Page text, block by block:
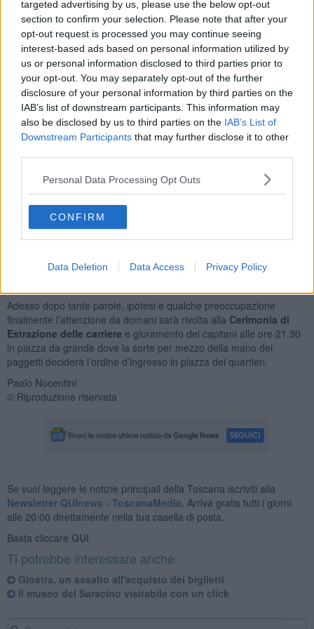
targeted advertising by us, please use the below opt-out
section to confirm your selection. Please note that after your
opt-out request is processed you may continue seeing
interest-based ads based on personal information utilized by
us or personal information disclosed to third parties prior to
your opt-out. You may separately opt-out of the further
disclosure of your personal information by third parties on the
IAB’s list of downstream participants. This information may
also be disclosed by us to third parties on the IAB’s List of
Downstream Participants that may further disclose it to other
Personal Data Processing Opt Outs
CONFIRM
Data Deletion Data Access Privacy Policy
Un ritorno a casa, la lancia d’oro che prima del 2016 era sempre
stata consegnata in piazza e per la precisione in tribuna A ritorna
nel luogo di conquista, la terra della lizza e il mattonato di piazza
grande dove giostratori e figuranti dal 1931 rappresentano,
attraverso la Giostra del Saracino, Arezzo la sua storia e la sua
tradizione.
Finalmente. Ci è voluto del tempo ma alla fine questa soluzione
durante
la presentazione del trofeo realizzato dal maestro Francesco Conti.
Sabato 17 giugno il sindaco Ghinelli incontrerà il Rettore vincitore al
Butatto e insieme saliranno nel palco dove verrà effettuata la
figuranti diSigna Arretii posizionarsi davanti al palco dove il
Adesso dopo tante parole, ipotesi e qualche preoccupazione
finalmente l’attenzione da domani sarà rivolta alla Cerimonia di
Estrazione delle carriere e giuramento dei capitani alle ore 21,30
in piazza da grande dove la sorte per mezzo della mano dei
paggetti deciderà l’ordine d’ingresso in piazza dei quartieri.
Paolo Nocentini
© Riproduzione riservata
Se vuoi leggere le notizie principali della Toscana iscriviti alla
Newsletter QUInews - ToscanaMedia. Arriva gratis tutti i giorni
alle 20:00 direttamente nella tua casella di posta.
Basta cliccare QUI
Ti potrebbe interessare anche:
Giostra, un assalto all'acquisto dei biglietti
Il museo del Saracino visitabile con un click